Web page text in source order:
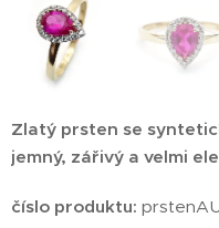
Zlatý prsten se
jemný, zářivý a velmi
číslo produktu: